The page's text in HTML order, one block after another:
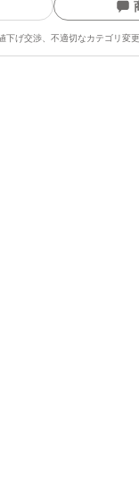
下げ交渉、不適切なカテゴリ変